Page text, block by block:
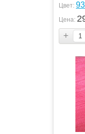
Цвет:
Цена:
+